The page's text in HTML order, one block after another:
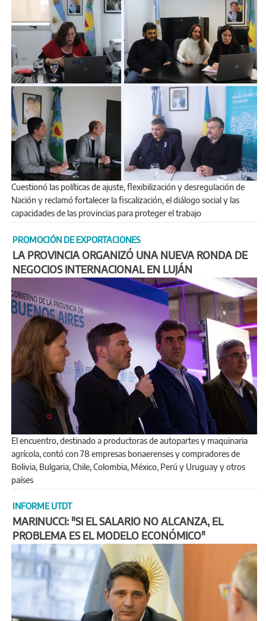
Cuestionó las políticas de ajuste, flexibilización y desregulación de
Nación y reclamó fortalecer la fiscalización, el diálogo social y las
capacidades de las provincias para proteger el trabajo
PROMOCIÓN DE EXPORTACIONES
LA PROVINCIA ORGANIZÓ UNA NUEVA RONDA DE
NEGOCIOS INTERNACIONAL EN LUJÁN
El encuentro, destinado a productoras de autopartes y maquinaria
agrícola, contó con 78 empresas bonaerenses y compradores de
Bolivia, Bulgaria, Chile, Colombia, México, Perú y Uruguay y otros
países
INFORME UTDT
MARINUCCI: "SI EL SALARIO NO ALCANZA, EL
PROBLEMA ES EL MODELO ECONÓMICO"